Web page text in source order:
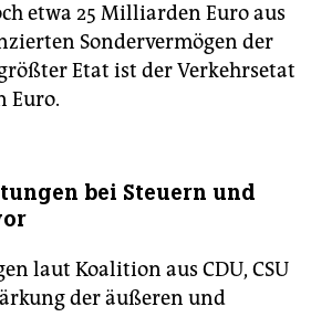
etwa 25 Milliarden Euro aus
Sondervermögen der
Etat ist der Verkehrsetat
Euro.
bei Steuern und
laut Koalition aus CDU, CSU
der äußeren und